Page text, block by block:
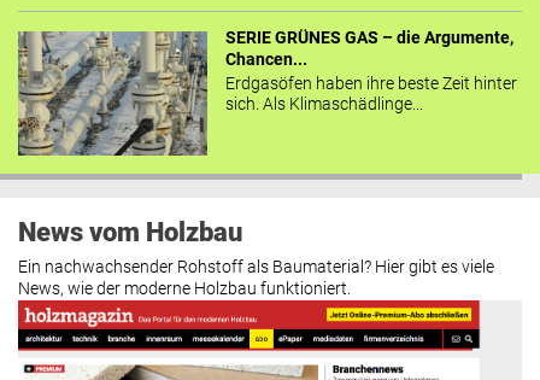
SERIE GRÜNES GAS – die Argumente,
Chancen...
Erdgasöfen haben ihre beste Zeit hinter
sich. Als Klimaschädlinge...
News vom Holzbau
Ein nachwachsender Rohstoff als Baumaterial? Hier gibt es viele
News, wie der moderne Holzbau funktioniert.